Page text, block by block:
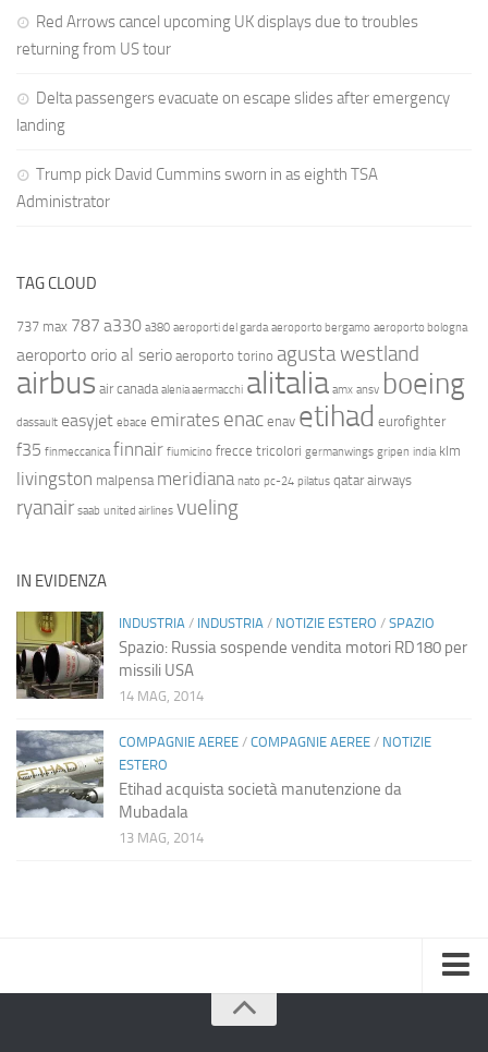
Red Arrows cancel upcoming UK displays due to troubles
returning from US tour
Delta passengers evacuate on escape slides after emergency
landing
Trump pick David Cummins sworn in as eighth TSA
Administrator
TAG CLOUD
737 max 787 a330 a380 aeroporti del garda aeroporto bergamo aeroporto bologna
aeroporto orio al serio aeroporto torino agusta westland
airbus air canada alenia aermacchi alitalia amx ansv boeing
dassault easyjet ebace emirates enac enav etihad eurofighter
f35 finmeccanica finnair fiumicino frecce tricolori germanwings gripen india klm
livingston malpensa meridiana nato pc-24 pilatus qatar airways
ryanair saab united airlines vueling
IN EVIDENZA
INDUSTRIA / INDUSTRIA / NOTIZIE ESTERO / SPAZIO
Spazio: Russia sospende vendita motori RD180 per
missili USA
14 MAG, 2014
COMPAGNIE AEREE / COMPAGNIE AEREE / NOTIZIE
ESTERO
Etihad acquista società manutenzione da
Mubadala
13 MAG, 2014